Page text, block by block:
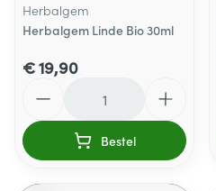
Herbalgem
Herbalgem Linde Bio 30ml
€ 19,90
Bestel